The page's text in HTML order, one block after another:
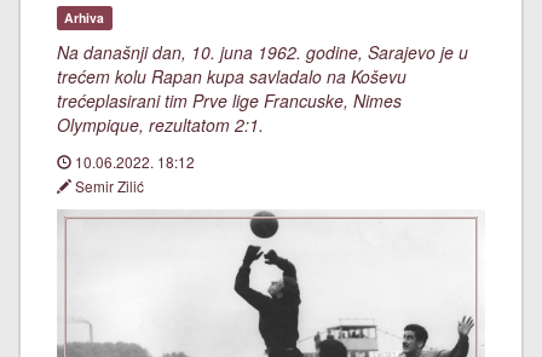
Arhiva
Na današnji dan, 10. juna 1962. godine, Sarajevo je u
trećem kolu Rapan kupa savladalo na Koševu
trećeplasirani tim Prve lige Francuske, Nimes
Olympique, rezultatom 2:1.
10.06.2022. 18:12
Semir Zilić